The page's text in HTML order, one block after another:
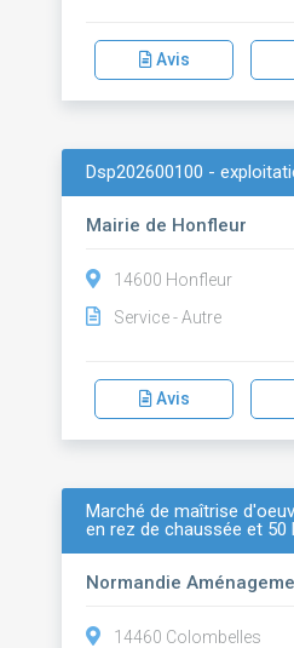
Avis
Dsp202600100 -
Mairie de Honfleur
14600 Honfleur
Service - Autre
Avis
Marché de maîtrise
en rez de chaussée et
Normandie
14460 Colombelles